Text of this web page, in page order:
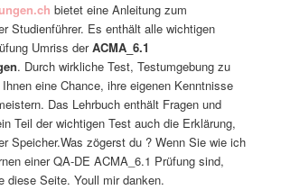
bietet eine Anleitung zum
Studienführer. Es enthält alle wichtigen
Umriss derACMA_6.1
. Durch wirkliche Test, Testumgebung zu
eine Chance, ihre eigenen Kenntnisse
Das Lehrbuch enthält Fragen und
Teil der wichtigen Test auch die Erklärung,
Speicher.Was zögerst du ? Wenn Sie wie ich
einer QA-DE ACMA_6.1 Prüfung sind,
diese Seite. Youll mir danken.